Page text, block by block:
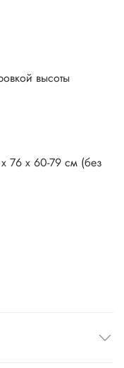
высоты
76 х 60-79 см (без